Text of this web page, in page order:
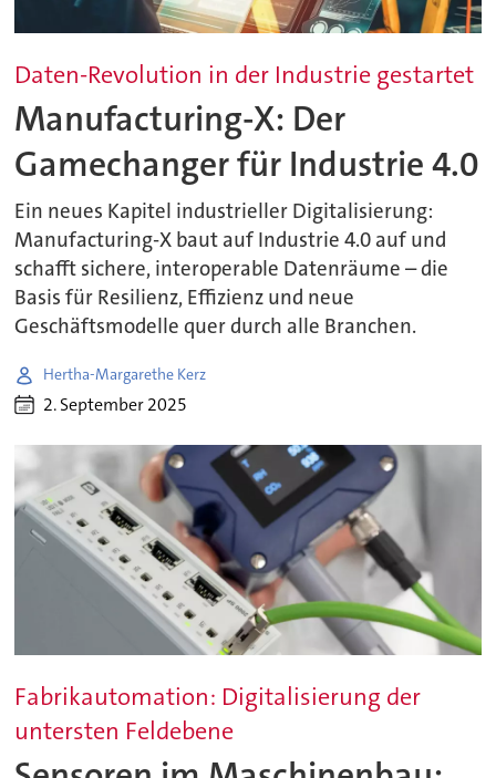
Daten-Revolution in der Industrie gestartet
Manufacturing-X: Der
Gamechanger für Industrie 4.0
Ein neues Kapitel industrieller Digitalisierung:
Manufacturing-X baut auf Industrie 4.0 auf und
schafft sichere, interoperable Datenräume – die
Basis für Resilienz, Effizienz und neue
Geschäftsmodelle quer durch alle Branchen.
Hertha-Margarethe Kerz
2. September 2025
Fabrikautomation: Digitalisierung der
untersten Feldebene